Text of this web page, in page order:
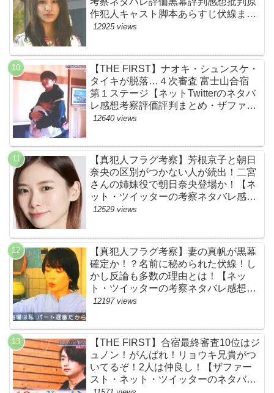
作犯人キャスト脚本あらすじ伏線まと
め】
12925 views
【THE FIRST】ナオキ・シュンスケ・
タイキが脱落…４次審査 富士山合宿
第１ステージ【ネットTwitterのネタバ
レ感想考察評価評判まとめ・ザファー
スト・スッキリ・BE:FIRST・ビーフ
12640 views
【真犯人フラグ考察】芳根京子と朝日
奈央の区別がつかない人が続出！二宮
さんの姉妹役で朝日奈央登場か！【ネ
ット・ツイッターの考察ネタバレ感想
評価評判あらすじ原作犯人キャスト黒
12529 views
【真犯人フラグ考察】妻の真帆が黒幕
確定か！？名前に秘められた伏線！し
かし反論も多数の理由とは！【ネッ
ト・ツイッターの考察ネタバレ感想評
価評判あらすじ原作犯人キャスト黒幕
12197 views
【THE FIRST】合宿最終審査10位はジ
ュノン！がんばれ！リョウキ兄貴がつ
いてるぞ！2人は仲良し！【ザファー
スト・ネット・ツイッターのネタバレ